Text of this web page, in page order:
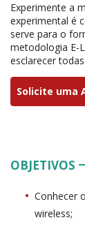
Experimente a
experimental é
serve para o
metodologia E-
esclarecer
Solicite uma
OBJETIVOS
Conhecer
wireless;